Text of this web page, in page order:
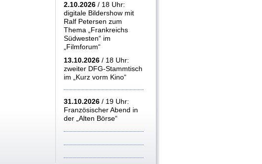
2.10.2026 / 18 Uhr:
digitale Bildershow mit
Ralf Petersen zum
Thema „Frankreichs
Südwesten“ im
„Filmforum“
13.10.2026 / 18 Uhr:
zweiter DFG-Stammtisch
im „Kurz vorm Kino“
31.10.2026 / 19 Uhr:
Französischer Abend in
der „Alten Börse“